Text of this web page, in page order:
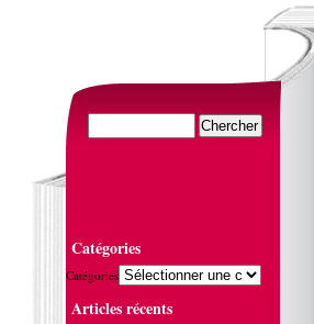
Catégories
Catégories
Articles récents